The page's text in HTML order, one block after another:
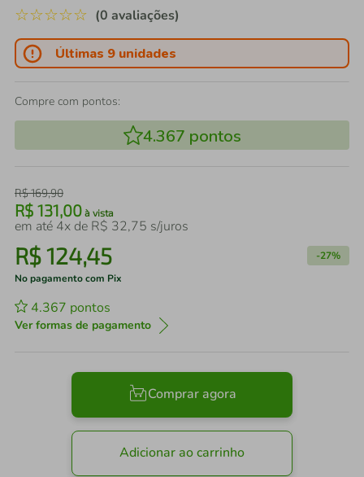
☆☆☆☆☆ (0 avaliações)
Últimas 9 unidades
Compre com pontos:
4.367 pontos
R$169,90
R$ 131,00 à vista
em até 4x de R$ 32,75 s/juros
R$124,45 -27%
No pagamento com Pix
4.367 pontos
Ver formas de pagamento
Comprar agora
Adicionar ao carrinho